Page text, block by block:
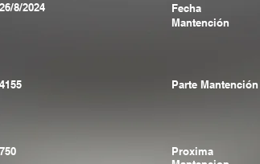
26/8/2024
Fecha
Mantención
4155
750
Parte Mantención
Proxima